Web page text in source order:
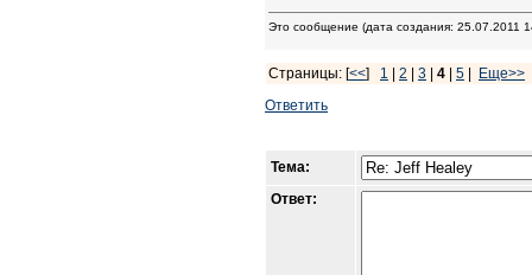
Это сообщение (дата создания:
Страницы: [<<] 1 2 3 4 5
Еще>>
Ответить
Тема:
Ответ: